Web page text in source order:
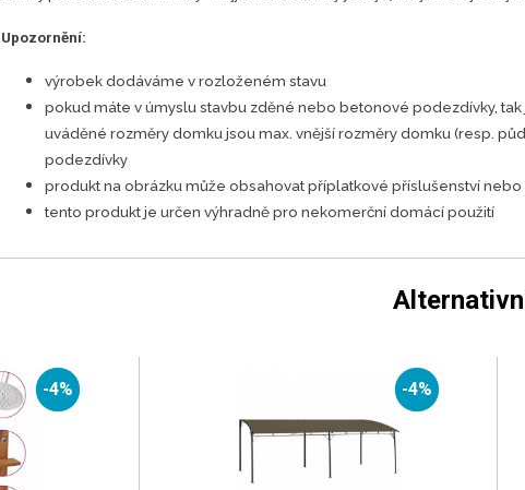
Upozornění:
výrobek dodáváme v rozloženém stavu
pokud máte v úmyslu stavbu zděné nebo betonové podezdívky,
uváděné rozměry domku jsou max. vnější rozměry domku (resp.
podezdívky
produkt na obrázku může obsahovat příplatkové příslušenství
tento produkt je určen výhradně pro nekomerční domácí použití
-4% -4%